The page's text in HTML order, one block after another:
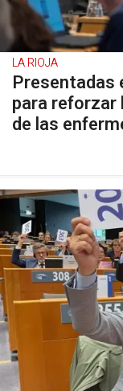
LA RIOJA
Presentadas
para reforzar
de las